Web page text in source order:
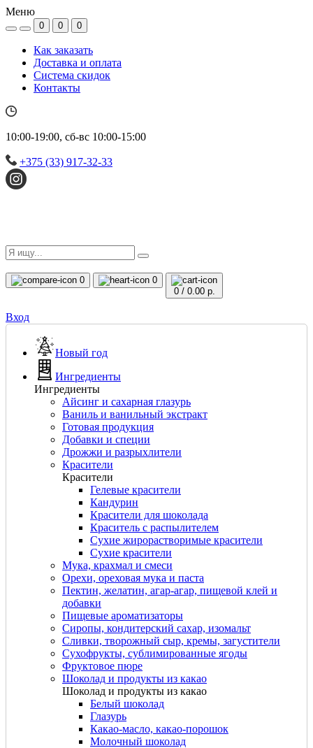
Меню
0 0 0
Как заказать
Доставка и оплата
Система скидок
Контакты
10:00-19:00, сб-вс 10:00-15:00
+375 (33) 917-32-33
0
0
0/ 0.00 р.
Вход
Новый год
Ингредиенты
Ингредиенты
Айсинг и сахарная глазурь
Ваниль и ванильный экстракт
Готовая продукция
Добавки и специи
Дрожжи и разрыхлители
Красители
Красители
Гелевые красители
Кандурин
Красители для шоколада
Краситель с распылителем
Сухие жирорастворимые красители
Сухие красители
Мука, крахмал и смеси
Орехи, ореховая мука и паста
Пектин, желатин, агар-агар, пищевой клей и
добавки
Пищевые ароматизаторы
Сиропы, кондитерский сахар, изомальт
Сливки, творожный сыр, кремы, загустители
Сухофрукты, сублимированные ягоды
Фруктовое пюре
Шоколад и продукты из какао
Шоколад и продукты из какао
Белый шоколад
Глазурь
Какао-масло, какао-порошок
Молочный шоколад